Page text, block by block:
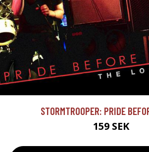
STORMTROOPER: PRIDE
159 SEK